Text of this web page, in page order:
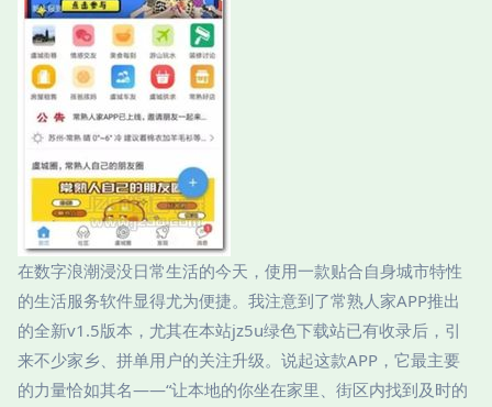
在数字浪潮浸没日常生活的今天，使用一款贴合自身城市特性
的生活服务软件显得尤为便捷。我注意到了常熟人家APP推出
的全新v1.5版本，尤其在本站jz5u绿色下载站已有收录后，引
来不少家乡、拼单用户的关注升级。说起这款APP，它最主要
的力量恰如其名——“让本地的你坐在家里、街区内找到及时的